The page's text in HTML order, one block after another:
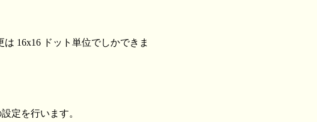
16x16 ドット単位でしかできま
定を行います。